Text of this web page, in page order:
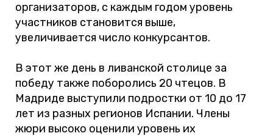
организаторов, с каждым годом уровень
участников становится выше,
увеличивается число конкурсантов.
В этот же день в ливанской столице за
победу также поборолись 20 чтецов. В
Мадриде выступили подростки от 10 до 17
лет из разных регионов Испании. Члены
жюри высоко оценили уровень их